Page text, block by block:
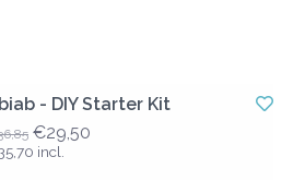
- DIY Starter Kit
€29,50
incl.